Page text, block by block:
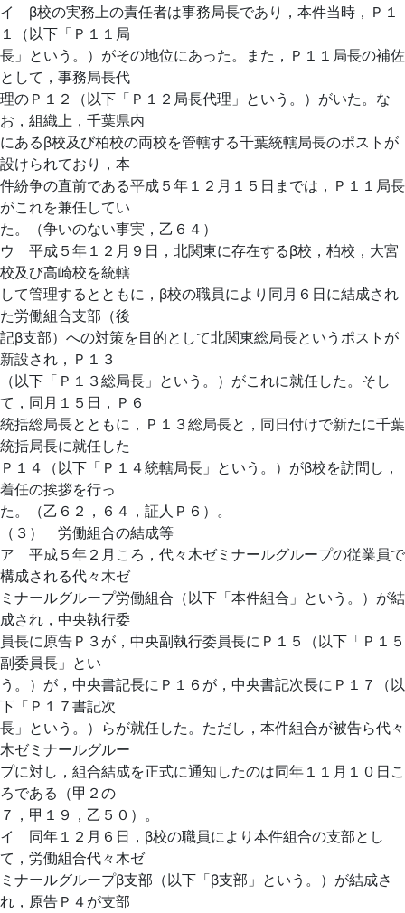
イ β校の実務上の責任者は事務局長であり，本件当時，Ｐ１
１（以下「Ｐ１１局
長」という。）がその地位にあった。また，Ｐ１１局長の補佐
として，事務局長代
理のＰ１２（以下「Ｐ１２局長代理」という。）がいた。な
お，組織上，千葉県内
にあるβ校及び柏校の両校を管轄する千葉統轄局長のポストが
設けられており，本
件紛争の直前である平成５年１２月１５日までは，Ｐ１１局長
がこれを兼任してい
た。（争いのない事実，乙６４）
ウ 平成５年１２月９日，北関東に存在するβ校，柏校，大宮
校及び高崎校を統轄
して管理するとともに，β校の職員により同月６日に結成され
た労働組合支部（後
記β支部）への対策を目的として北関東総局長というポストが
新設され，Ｐ１３
（以下「Ｐ１３総局長」という。）がこれに就任した。そし
て，同月１５日，Ｐ６
統括総局長とともに，Ｐ１３総局長と，同日付けで新たに千葉
統括局長に就任した
Ｐ１４（以下「Ｐ１４統轄局長」という。）がβ校を訪問し，
着任の挨拶を行っ
た。（乙６２，６４，証人Ｐ６）。
（３） 労働組合の結成等
ア 平成５年２月ころ，代々木ゼミナールグループの従業員で
構成される代々木ゼ
ミナールグループ労働組合（以下「本件組合」という。）が結
成され，中央執行委
員長に原告Ｐ３が，中央副執行委員長にＰ１５（以下「Ｐ１５
副委員長」とい
う。）が，中央書記長にＰ１６が，中央書記次長にＰ１７（以
下「Ｐ１７書記次
長」という。）らが就任した。ただし，本件組合が被告ら代々
木ゼミナールグルー
プに対し，組合結成を正式に通知したのは同年１１月１０日こ
ろである（甲２の
７，甲１９，乙５０）。
イ 同年１２月６日，β校の職員により本件組合の支部とし
て，労働組合代々木ゼ
ミナールグループβ支部（以下「β支部」という。）が結成さ
れ，原告Ｐ４が支部